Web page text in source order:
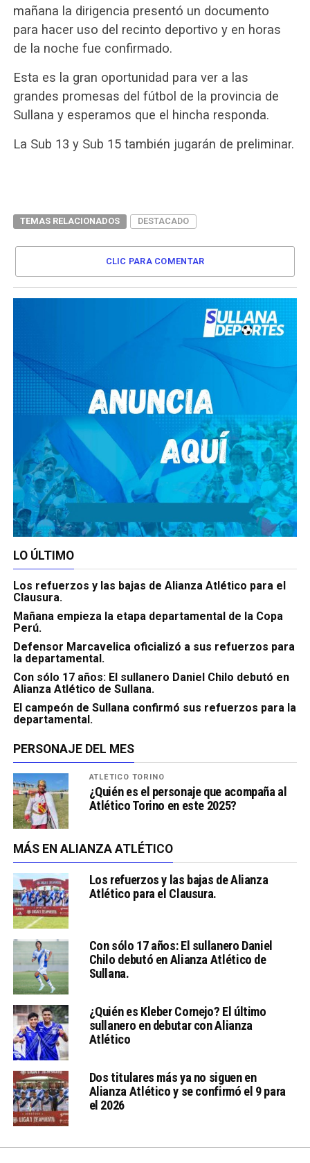
mañana la dirigencia presentó un documento
para hacer uso del recinto deportivo y en horas
de la noche fue confirmado.
Esta es la gran oportunidad para ver a las
grandes promesas del fútbol de la provincia de
Sullana y esperamos que el hincha responda.
La Sub 13 y Sub 15 también jugarán de preliminar.
TEMAS RELACIONADOS DESTACADO
CLIC PARA COMENTAR
LO ÚLTIMO
Los refuerzos y las bajas de Alianza Atlético para el
Clausura.
Mañana empieza la etapa departamental de la Copa
Perú.
Defensor Marcavelica oficializó a sus refuerzos para
la departamental.
Con sólo 17 años: El sullanero Daniel Chilo debutó en
Alianza Atlético de Sullana.
El campeón de Sullana confirmó sus refuerzos para la
departamental.
PERSONAJE DEL MES
ATLÉTICO TORINO
¿Quién es el personaje que acompaña al
Atlético Torino en este 2025?
MÁS EN ALIANZA ATLÉTICO
Los refuerzos y las bajas de Alianza
Atlético para el Clausura.
Con sólo 17 años: El sullanero Daniel
Chilo debutó en Alianza Atlético de
Sullana.
¿Quién es Kleber Cornejo? El último
sullanero en debutar con Alianza
Atlético
Dos titulares más ya no siguen en
Alianza Atlético y se confirmó el 9 para
el 2026